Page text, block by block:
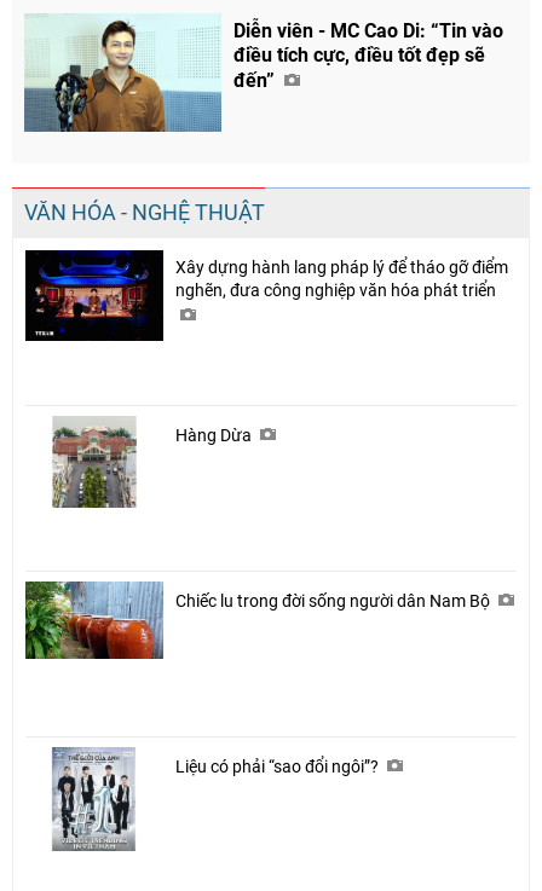
Diễn viên - MC Cao Di: “Tin vào
điều tích cực, điều tốt đẹp sẽ
đến”
VĂN HÓA - NGHỆ THUẬT
Xây dựng hành lang pháp lý để tháo gỡ điểm
nghẽn, đưa công nghiệp văn hóa phát triển
Hàng Dừa
Chiếc lu trong đời sống người dân Nam Bộ
Liệu có phải “sao đổi ngôi”?